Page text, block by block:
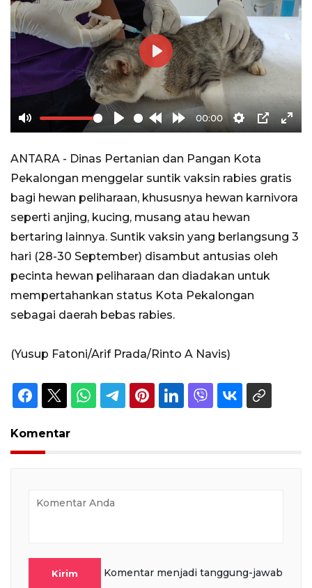
Mute Play
Rewind
10s
Forward
10s
00:00
Settings
PIP
Play
ANTARA - Dinas Pertanian dan Pangan Kota
Pekalongan menggelar suntik vaksin rabies gratis
bagi hewan peliharaan, khususnya hewan karnivora
seperti anjing, kucing, musang atau hewan
bertaring lainnya. Suntik vaksin yang berlangsung 3
hari (28-30 September) disambut antusias oleh
pecinta hewan peliharaan dan diadakan untuk
mempertahankan status Kota Pekalongan
sebagai daerah bebas rabies.
(Yusup Fatoni/Arif Prada/Rinto A Navis)
Komentar
Kirim
Komentar menjadi tanggung-jawab